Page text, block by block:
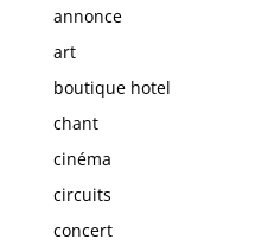
annonce
art
boutique hotel
chant
cinéma
circuits
concert